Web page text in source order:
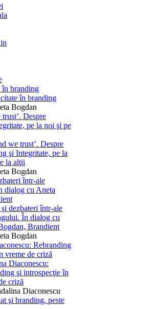
în branding
Bogdan
we trust’. Despre
şi Integritate, pe la
la alţii
Bogdan
dezbateri într-ale
În dialog cu
Brandient
Bogdan
Diaconescu:
şi introspecţie în
criză
Diaconescu